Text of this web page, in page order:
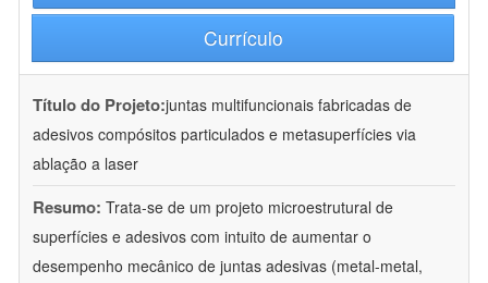
Currículo
Título do Projeto:juntas multifuncionais fabricadas de
adesivos compósitos particulados e metasuperfícies via
ablação a laser
Resumo: Trata-se de um projeto microestrutural de
superfícies e adesivos com intuito de aumentar o
desempenho mecânico de juntas adesivas (metal-metal,